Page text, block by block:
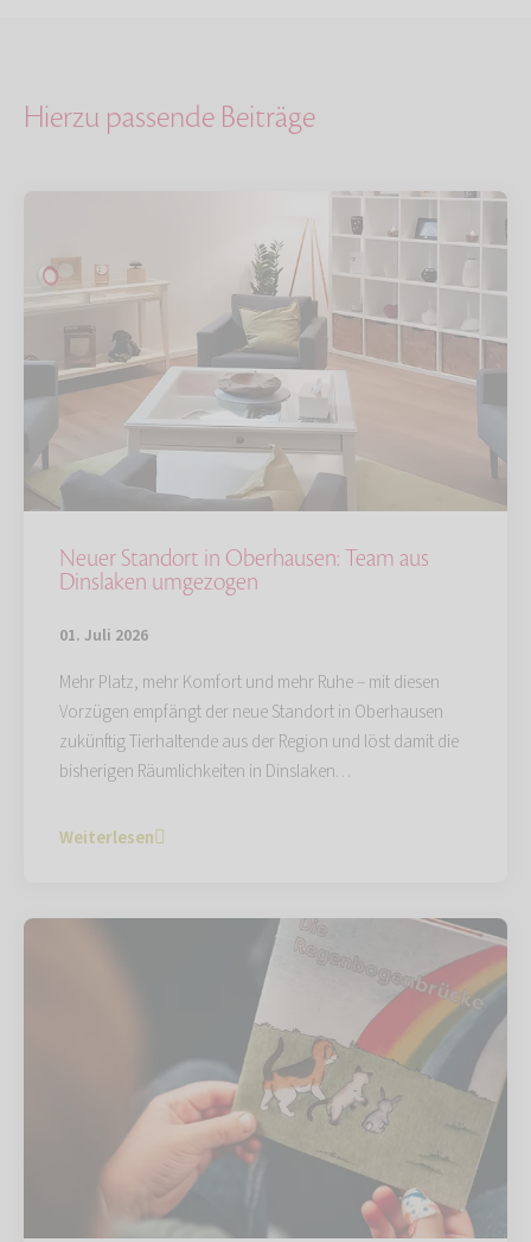
Hierzu passende Beiträge
Neuer Standort in Oberhausen: Team aus
Dinslaken umgezogen
01. Juli 2026
Mehr Platz, mehr Komfort und mehr Ruhe – mit diesen
Vorzügen empfängt der neue Standort in Oberhausen
zukünftig Tierhaltende aus der Region und löst damit die
bisherigen Räumlichkeiten in Dinslaken…
Weiterlesen